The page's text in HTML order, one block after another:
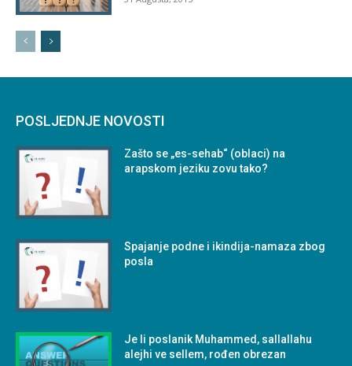
POSLJEDNJE NOVOSTI
Zašto se „es-sehab“ (oblaci) na
arapskom jeziku zovu tako?
Spajanje podne i ikindija-namaza zbog
posla
Je li poslanik Muhammed, sallallahu
alejhi ve sellem, rođen obrezan